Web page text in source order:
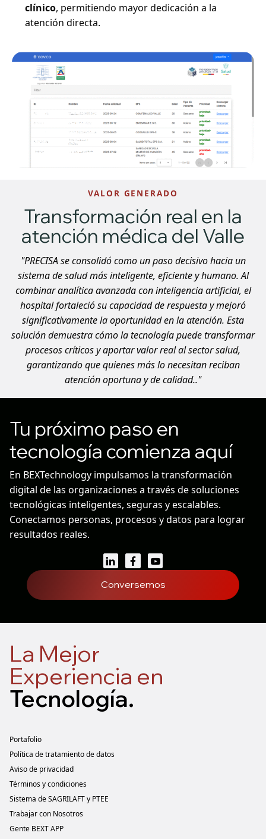
clínico, permitiendo mayor dedicación a la
atención directa.
VALOR GENERADO
Transformación real en la
atención médica del Valle
"PRECISA se consolidó como un paso decisivo hacia un
sistema de salud más inteligente, eficiente y humano. Al
combinar analítica avanzada con inteligencia artificial, el
hospital fortaleció su capacidad de respuesta y mejoró
significativamente la oportunidad en la atención. Esta
solución demuestra cómo la tecnología puede transformar
procesos críticos y aportar valor real al sector salud,
garantizando que quienes más lo necesitan reciban
atención oportuna y de calidad.."
Tu próximo paso en
tecnología comienza aquí
En BEXTechnology impulsamos la transformación
digital de las organizaciones a través de soluciones
tecnológicas inteligentes, seguras y escalables.
Conectamos personas, procesos y datos para lograr
resultados reales.
Conversemos
La Mejor
Experiencia en
Tecnología.
Portafolio
Política de tratamiento de datos
Aviso de privacidad
Términos y condiciones
Sistema de SAGRILAFT y PTEE
Trabajar con Nosotros
Gente BEXT APP